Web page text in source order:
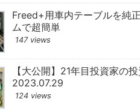
Freed+用車内テーブルを純
ムで超簡単
147 views
【大公開】21年目投資家の
2023.07.29
124 views